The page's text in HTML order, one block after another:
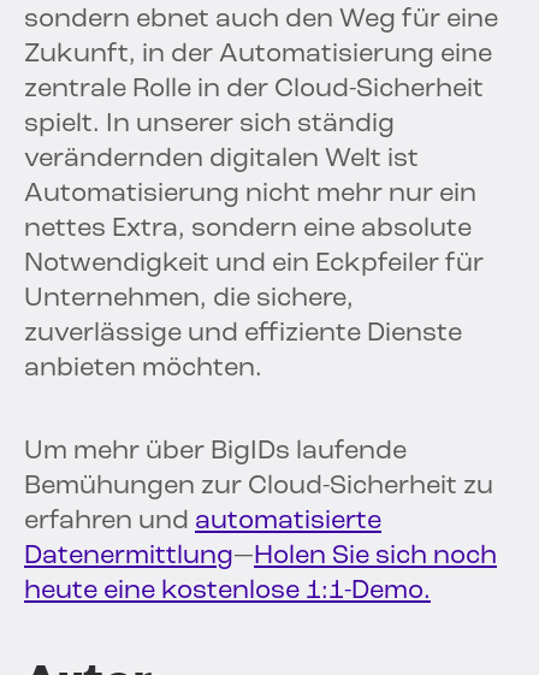
sondern ebnet auch den Weg für eine
Zukunft, in der Automatisierung eine
zentrale Rolle in der Cloud-Sicherheit
spielt. In unserer sich ständig
verändernden digitalen Welt ist
Automatisierung nicht mehr nur ein
nettes Extra, sondern eine absolute
Notwendigkeit und ein Eckpfeiler für
Unternehmen, die sichere,
zuverlässige und effiziente Dienste
anbieten möchten.
Um mehr über BigIDs laufende
Bemühungen zur Cloud-Sicherheit zu
erfahren und automatisierte
Datenermittlung—Holen Sie sich noch
heute eine kostenlose 1:1-Demo.